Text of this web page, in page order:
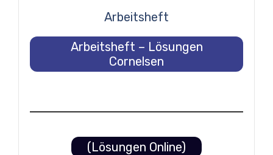
Arbeitsheft
Arbeitsheft – Lösungen
Cornelsen
(Lösungen Online)